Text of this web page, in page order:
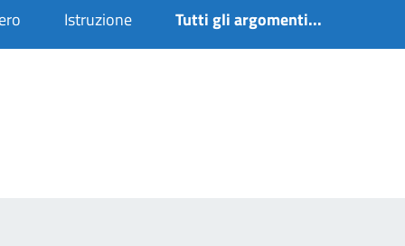
Istruzione Tutti gli argomenti...